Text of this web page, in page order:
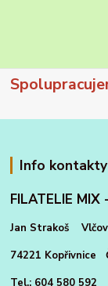
Info
FILATELIE MIX
Jan Strakoš
74221 Kopřivnice
Tel.: 604 580 592